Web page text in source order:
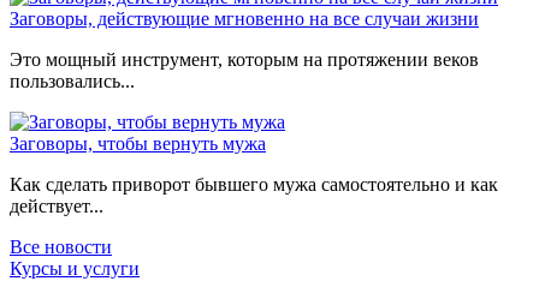
Заговоры, действующие мгновенно на все случаи жизни
Это мощный инструмент, которым на протяжении веков
пользовались...
Заговоры, чтобы вернуть мужа
Как сделать приворот бывшего мужа самостоятельно и как
действует...
Все новости
Курсы и услуги